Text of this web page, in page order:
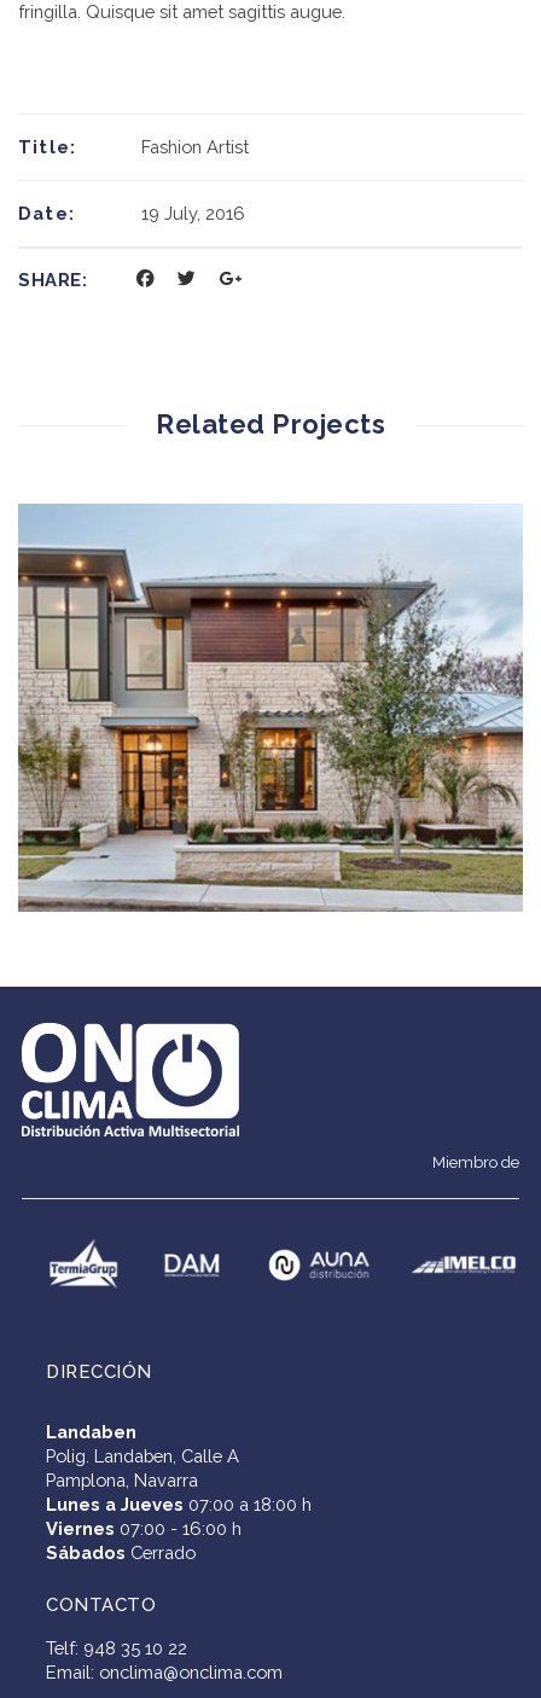
fringilla. Quisque sit amet sagittis augue.
Title: Fashion Artist
Date: 19 July, 2016
SHARE:
Related Projects
Miembro de
DIRECCIÓN
Landaben
Polig. Landaben, Calle A
Pamplona, Navarra
Lunes a Jueves 07:00 a 18:00 h
Viernes 07:00 - 16:00 h
Sábados Cerrado
CONTACTO
Telf: 948 35 10 22
Email: onclima@onclima.com